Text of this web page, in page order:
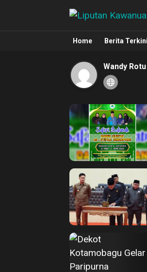
Liputan Kawanua
Berita Manado,
Home Berita Terkini
Wandy Rotu